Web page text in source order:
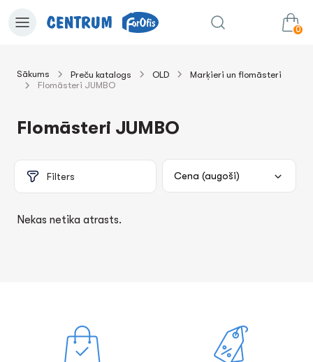
0
uz grozu
Sākums Preču katalogs OLD
Marķieri un flomāsteri
Flomāsteri JUMBO
Flomāsteri JUMBO
Filters
Nekas netika atrasts.